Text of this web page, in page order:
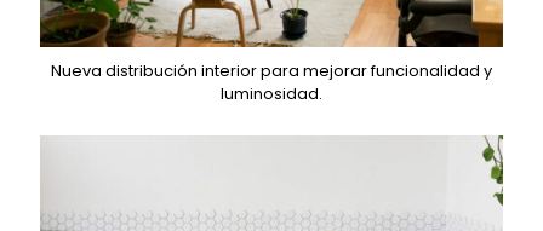
Nueva distribución interior para mejorar funcionalidad y
luminosidad.